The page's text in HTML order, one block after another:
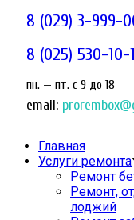
8 (029) 3-999-
8 (025) 530-10-
пн. — пт. c 9 до 18
email:
Главная
Услуги ремонта
Ремонт
Ремонт,
лоджий